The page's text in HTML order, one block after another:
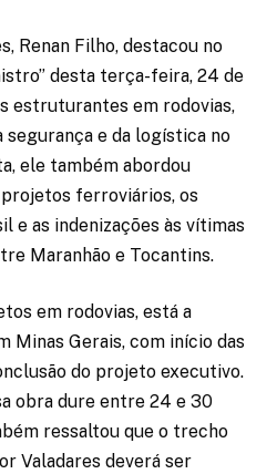
Renan Filho, destacou no
desta terça-feira, 24 de
estruturantes em rodovias,
e da logística no
ele também abordou
ferroviários, os
e as indenizações às vítimas
Maranhão e Tocantins.
em rodovias, está a
Minas Gerais, com início das
do projeto executivo.
obra dure entre 24 e 30
ressaltou que o trecho
Valadares deverá ser